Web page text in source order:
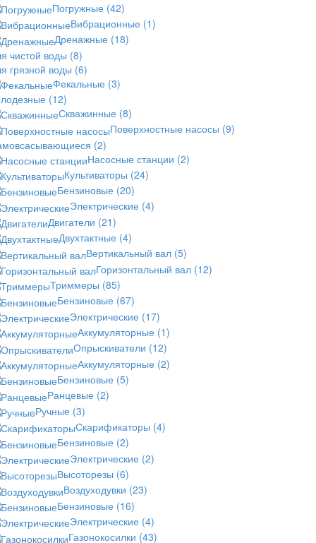
Погружные (42)
Вибрационные (1)
Дренажные (18)
чистой воды (8)
грязной воды (6)
Фекальные (3)
(12)
Скважинные (8)
Поверхностные насосы (9)
(2)
Насосные станции (2)
Культиваторы (24)
Бензиновые (20)
Электрические (4)
Двигатели (21)
Двухтактные (4)
Вертикальный вал (5)
Горизонтальный вал (12)
Триммеры (85)
Бензиновые (67)
Электрические (17)
Аккумуляторные (1)
Опрыскиватели (12)
Аккумуляторные (2)
Бензиновые (5)
Ранцевые (2)
Ручные (3)
Скарификаторы (4)
Бензиновые (2)
Электрические (2)
Высоторезы (6)
Воздуходувки (23)
Бензиновые (16)
Электрические (4)
Газонокосилки (43)